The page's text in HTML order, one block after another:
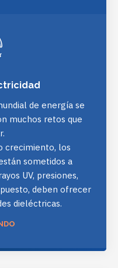
de energía se
muchos retos que
crecimiento, los
sometidos a
UV, presiones,
deben ofrecer
dieléctricas.